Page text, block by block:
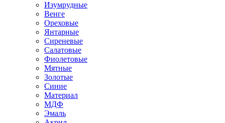
Изумрудные
Венге
Ореховые
Янтарные
Сиреневые
Салатовые
Фиолетовые
Мятные
Золотые
Синие
Материал
МДФ
Эмаль